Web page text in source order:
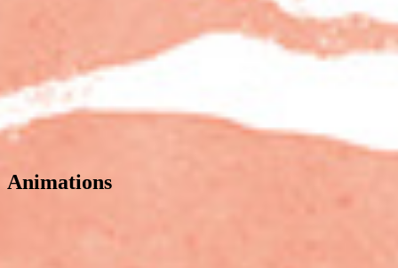
Animations